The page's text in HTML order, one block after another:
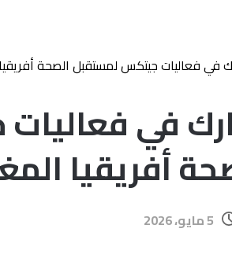
في فعاليات جيتكس لمستقبل الصحة
في
أفريقيا
5 مايو، 2026